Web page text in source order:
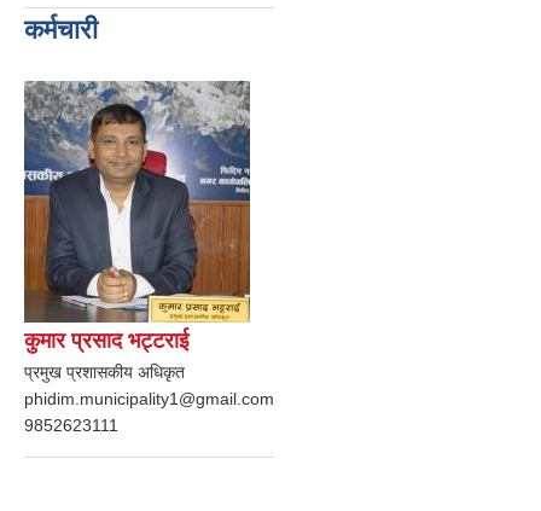
कर्मचारी
कुमार प्रसाद भट्टराई
प्रमुख प्रशासकीय अधिकृत
phidim.municipality1@gmail.com
9852623111